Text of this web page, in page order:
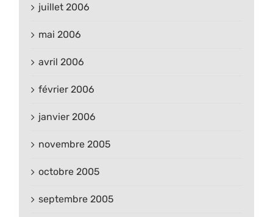
juillet 2006
mai 2006
avril 2006
février 2006
janvier 2006
novembre 2005
octobre 2005
septembre 2005